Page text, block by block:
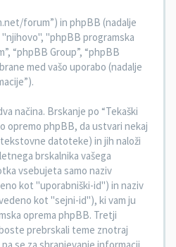
forum”) in phpBB (nadalje
"phpBB programska
“phpBB Group”, “phpBB
med vašo uporabo (nadalje
načina. Brskanje po “Tekaški
opremo phpBB, da ustvari nekaj
datoteke) in jih naloži
brskalnika vašega
vsebujeta samo naziv
kot "uporabniški-id") in naziv
kot "sejni-id"), ki vam ju
oprema phpBB. Tretji
prebrskali teme znotraj